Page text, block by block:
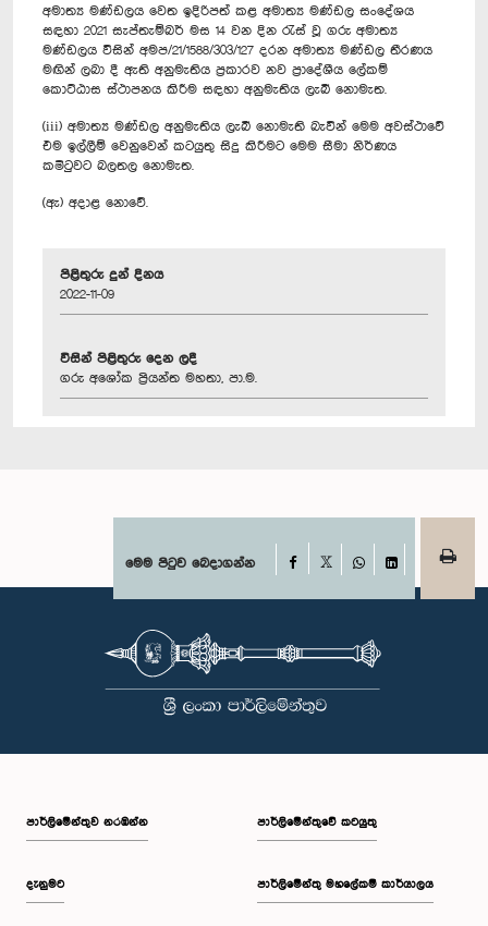
අමාත්‍ය මණ්ඩලය වෙත ඉදිරිපත් කළ අමාත්‍ය මණ්ඩල සංදේශය
සඳහා 2021 සැප්තැම්බර් මස 14 වන දින රැස් වූ ගරු අමාත්‍ය
මණ්ඩලය විසින් අමප/21/1588/303/127 දරන අමාත්‍ය මණ්ඩල තීරණය
මඟින් ලබා දී ඇති අනුමැතිය ප්‍රකාරව නව ප්‍රාදේශීය ලේකම්
කොට්ඨාස ස්ථාපනය කිරීම සඳහා අනුමැතිය ලැබී නොමැත.
(iii) අමාත්‍ය මණ්ඩල අනුමැතිය ලැබී නොමැති බැවින් මෙම අවස්ථාවේ
එම ඉල්ලීම් වෙනුවෙන් කටයුතු සිදු කිරීමට මෙම සීමා නිර්ණය
කමිටුවට බලතල නොමැත.
(ඇ) අදාළ නොවේ.
පිළිතුරු දුන් දිනය
2022-11-09
විසින් පිළිතුරු දෙන ලදී
ගරු අශෝක ප්‍රියන්ත මහතා, පා.ම.
මෙම පිටුව බෙදාගන්න Facebook
WhatsAppLinkedIn
පාර්ලි‌මේන්තුව නරඹන්න
දැනුමට
පාර්ලිමේන්තුවේ කටයුතු
පාර්ලිමේන්තු මහලේකම් කාර්යාලය